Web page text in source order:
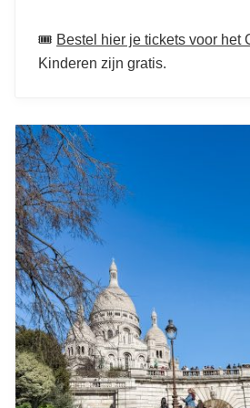
🎟️ Bestel hier je tickets voor het
Kinderen zijn gratis.